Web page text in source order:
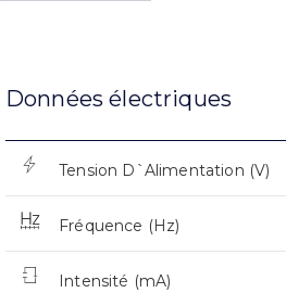
Données électriques
Tension D`Alimentation (V)
Fréquence (Hz)
Intensité (mA)